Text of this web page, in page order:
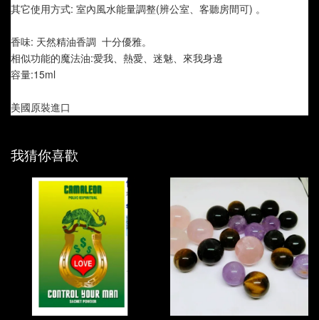
其它使用方式: 室內風水能量調整(辨公室、客聽房間可) 。
香味: 天然精油香調  十分優雅。
相似功能的魔法油:愛我、熱愛、迷魅、來我身邊
容量:15ml
美國原裝進口
我猜你喜歡